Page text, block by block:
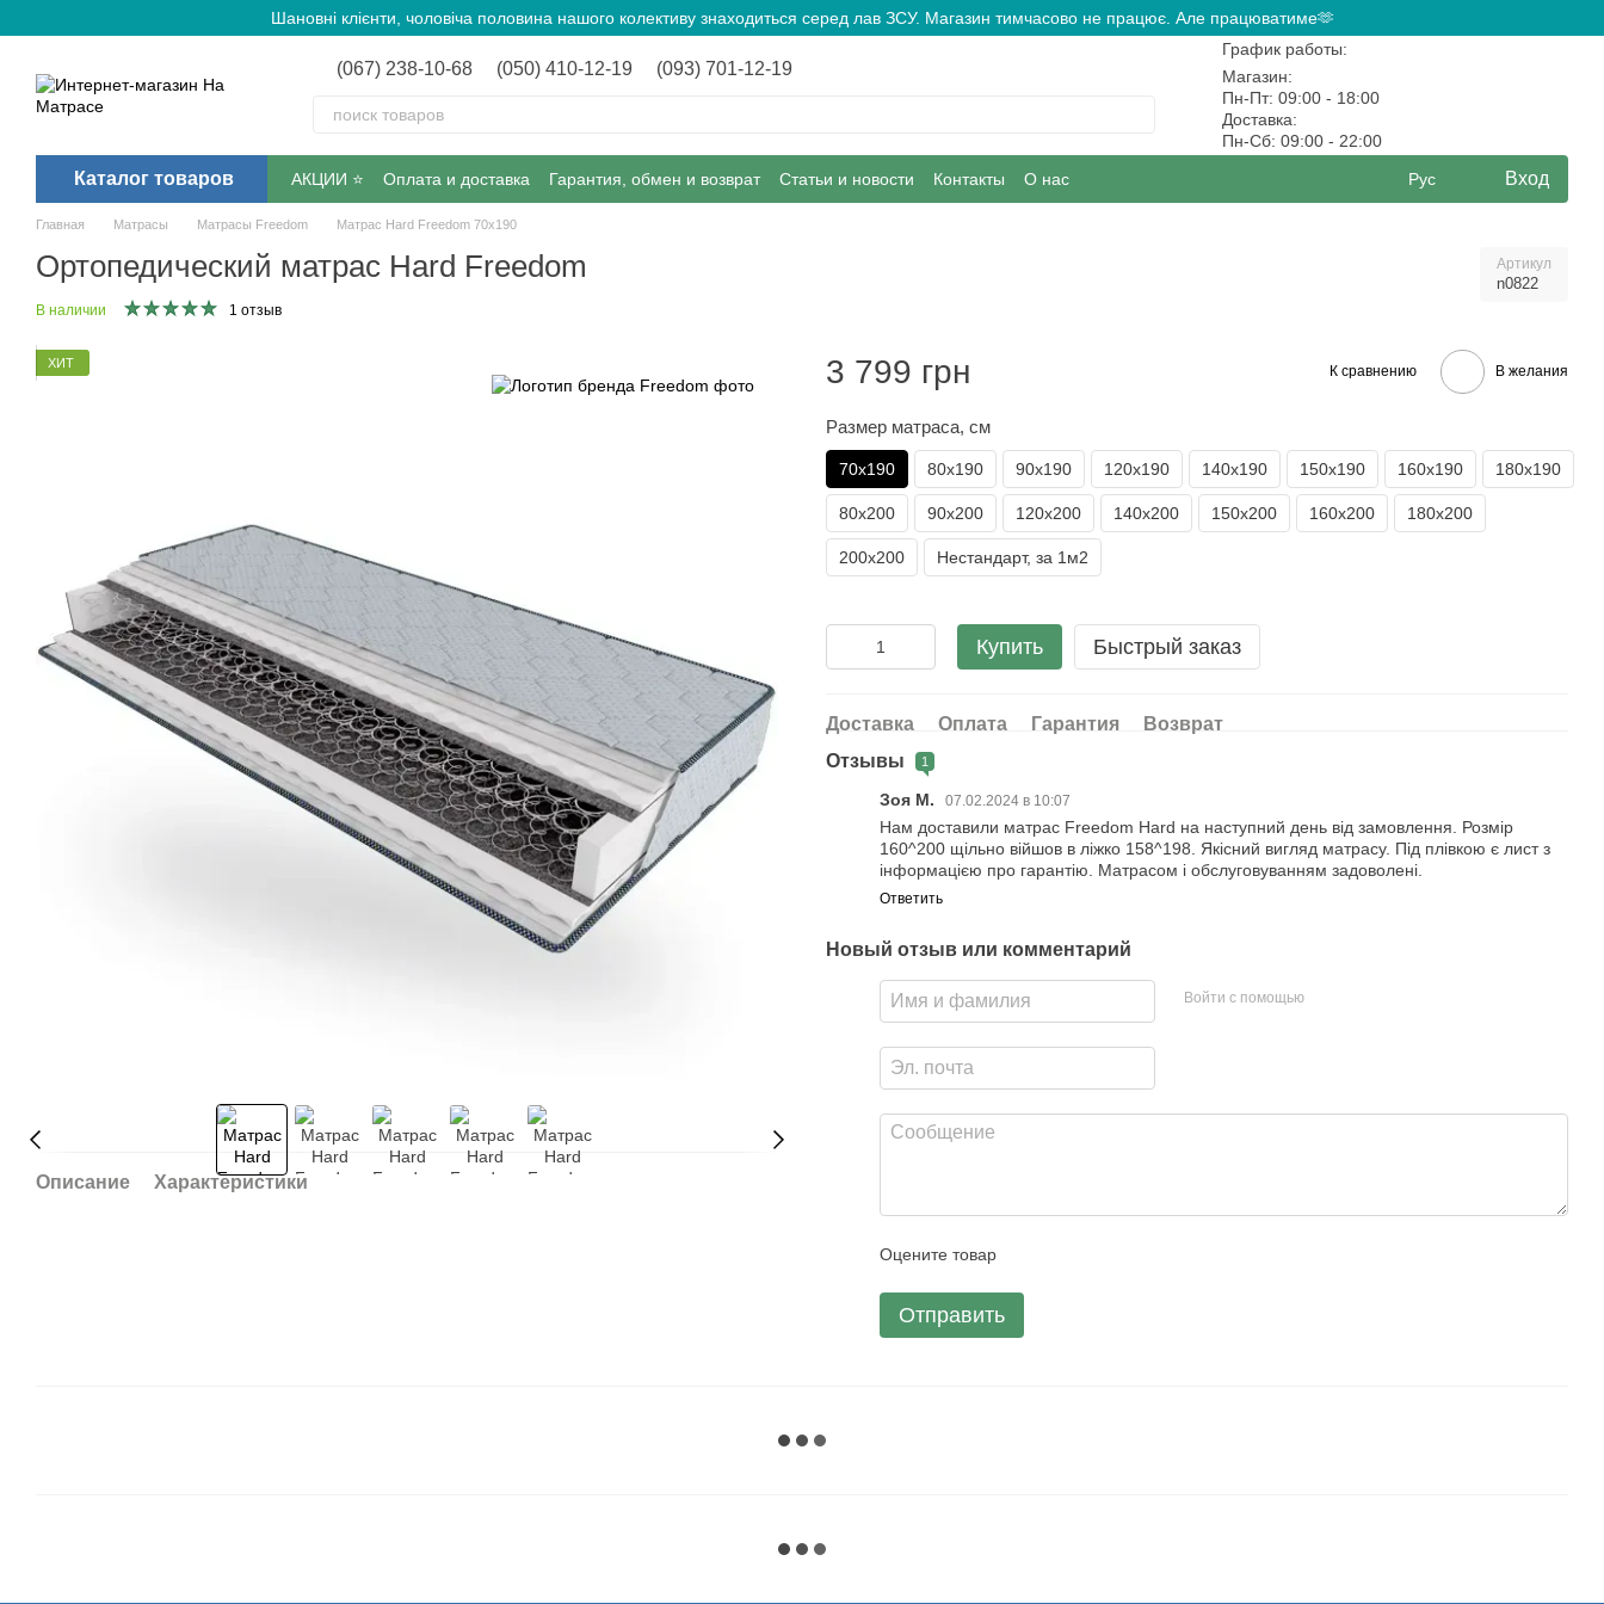
Шановні клієнти, чоловіча половина нашого колективу знаходиться серед лав ЗСУ. Магазин тимчасово не працює. Але працюватиме🫶
(067) 238-10-68 (050) 410-12-19 (093) 701-12-19
График работы:
Магазин:
Пн-Пт: 09:00 - 18:00
Доставка:
Пн-Сб: 09:00 - 22:00
Каталог товаров АКЦИИ ⭐️ Оплата и доставка Гарантия, обмен и возврат Статьи и новости Контакты О нас Рус Вход
Главная Матрасы Матрасы Freedom Матрас Hard Freedom 70х190
Ортопедический матрас Hard Freedom Артикул
n0822
В наличии 1 отзыв
ХИТ
Описание Характеристики
3 799 грн К сравнению В желания
Размер матраса, см
70х190 80х190 90х190 120х190 140х190 150х190 160х190 180х190
80х200 90х200 120х200 140х200 150х200 160х200 180х200
200х200 Нестандарт, за 1м2
Купить Быстрый заказ
Доставка Оплата Гарантия
Возврат
Отзывы
1
Зоя М. 07.02.2024 в 10:07
Нам доставили матрас Freedom Hard на наступний день від замовлення. Розмір
160^200 щільно війшов в ліжко 158^198. Якісний вигляд матрасу. Під плівкою є лист з
інформацією про гарантію. Матрасом і обслуговуванням задоволені.
Ответить
Новый отзыв или комментарий
Войти с помощью
Оцените товар
Отправить